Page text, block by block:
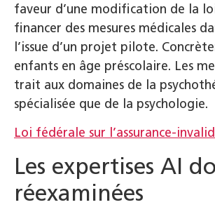
faveur d’une modification de la
financer des mesures médicales
l’issue d’un projet pilote.
enfants en âge préscolaire. Les
trait aux domaines de la
spécialisée que de la psychologie.
Loi fédérale sur l’assurance-
Les expertises AI
réexaminées